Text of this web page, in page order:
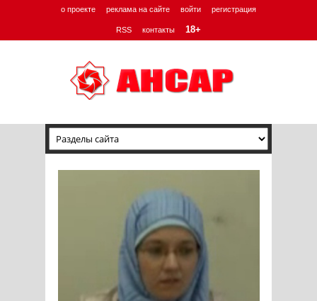
о проекте реклама на сайте войти регистрация
RSS контакты 18+